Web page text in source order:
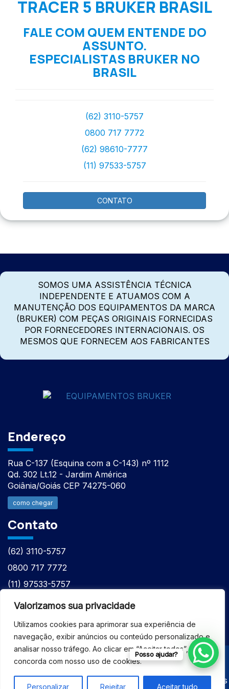
Valorizamos sua privacidade
Utilizamos cookies para aprimorar sua experiência de
navegação, exibir anúncios ou conteúdo personalizado e
analisar nosso tráfego. Ao clicar em “Aceitar todos”, você
concorda com nosso uso de cookies.
Personalizar Rejeitar Aceitar tudo
TRACER 5 BRUKER BRASIL
FALE COM QUEM ENTENDE DO
ASSUNTO.
ESPECIALISTAS BRUKER NO
BRASIL
(62) 3110-5757
0800 717 7772
(62) 98610-7777
(11) 97533-5757
CONTATO
SOMOS UMA ASSISTÊNCIA TÉCNICA
INDEPENDENTE E ATUAMOS COM A
MANUTENÇÃO DOS EQUIPAMENTOS DA MARCA
(BRUKER) COM PEÇAS ORIGINAIS FORNECIDAS
POR FORNECEDORES INTERNACIONAIS. OS
MESMOS QUE FORNECEM AOS FABRICANTES
Endereço
Rua C-137 (Esquina com a C-143) nº 1112
Qd. 302 Lt.12 - Jardim América
Goiânia/Goiás CEP 74275-060
como chegar
Contato
(62) 3110-5757
0800 717 7772
(11) 97533-5757
(62) 98610-7777
© 2026 - ASSISTÊNCIA TÉCNICA ESPECIALIZADA
EQUIPAMENTOS BRUKER - Todos os direitos reservados
Posso ajudar?